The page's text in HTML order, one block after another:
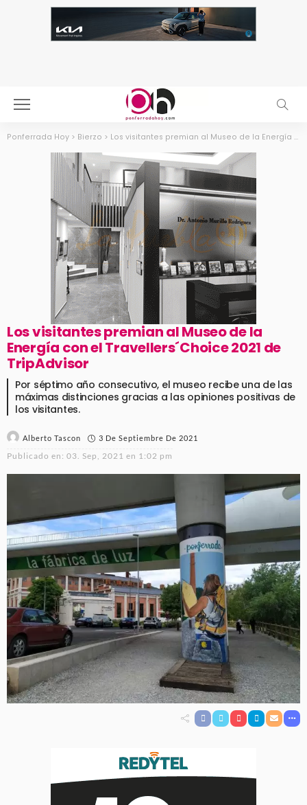
Ponferrada Hoy > Bierzo > Los visitantes premian al Museo de la Energía con el Travellers´Choice 2021 de TripAdvisor
Los visitantes premian al Museo de la
Energía con el Travellers´Choice 2021 de
TripAdvisor
Por séptimo año consecutivo, el museo recibe una de las
máximas distinciones gracias a las opiniones positivas de
los visitantes.
Alberto Tascon 3 De Septiembre De 2021
Publicado en: 03. Sep, 2021 en 1:02 pm